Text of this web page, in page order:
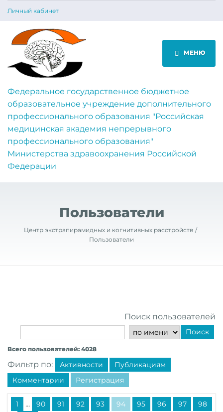
Личный кабинет
МЕНЮ
Федеральное государственное бюджетное
образовательное учреждение дополнительного
профессионального образования "Российская
медицинская академия непрерывного
профессионального образования"
Министерства здравоохранения Российской
Федерации
Пользователи
Центр экстрапирамидных и когнитивных расстройств
Пользователи
Поиск пользователей
Поиск
Всего пользователей: 4028
Фильтр по: Активности
Публикациям
Комментарии
Регистрация
1 ... 90 91 92 93 94 95 96 97 98